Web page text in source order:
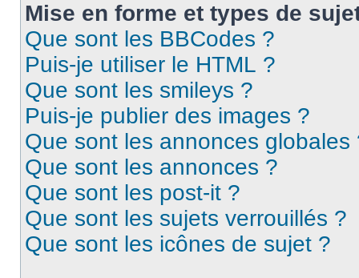
Mise en forme et types de
Que sont les BBCodes ?
Puis-je utiliser le HTML ?
Que sont les smileys ?
Puis-je publier des images ?
Que sont les annonces globales
Que sont les annonces ?
Que sont les post-it ?
Que sont les sujets verrouillés ?
Que sont les icônes de sujet ?